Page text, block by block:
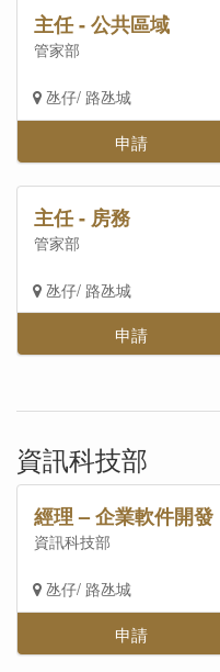
主任 - 公共區域
管家部
氹仔/ 路氹城
申請
主任 - 房務
管家部
氹仔/ 路氹城
申請
資訊科技部
經理 – 企業軟件開發
資訊科技部
氹仔/ 路氹城
申請